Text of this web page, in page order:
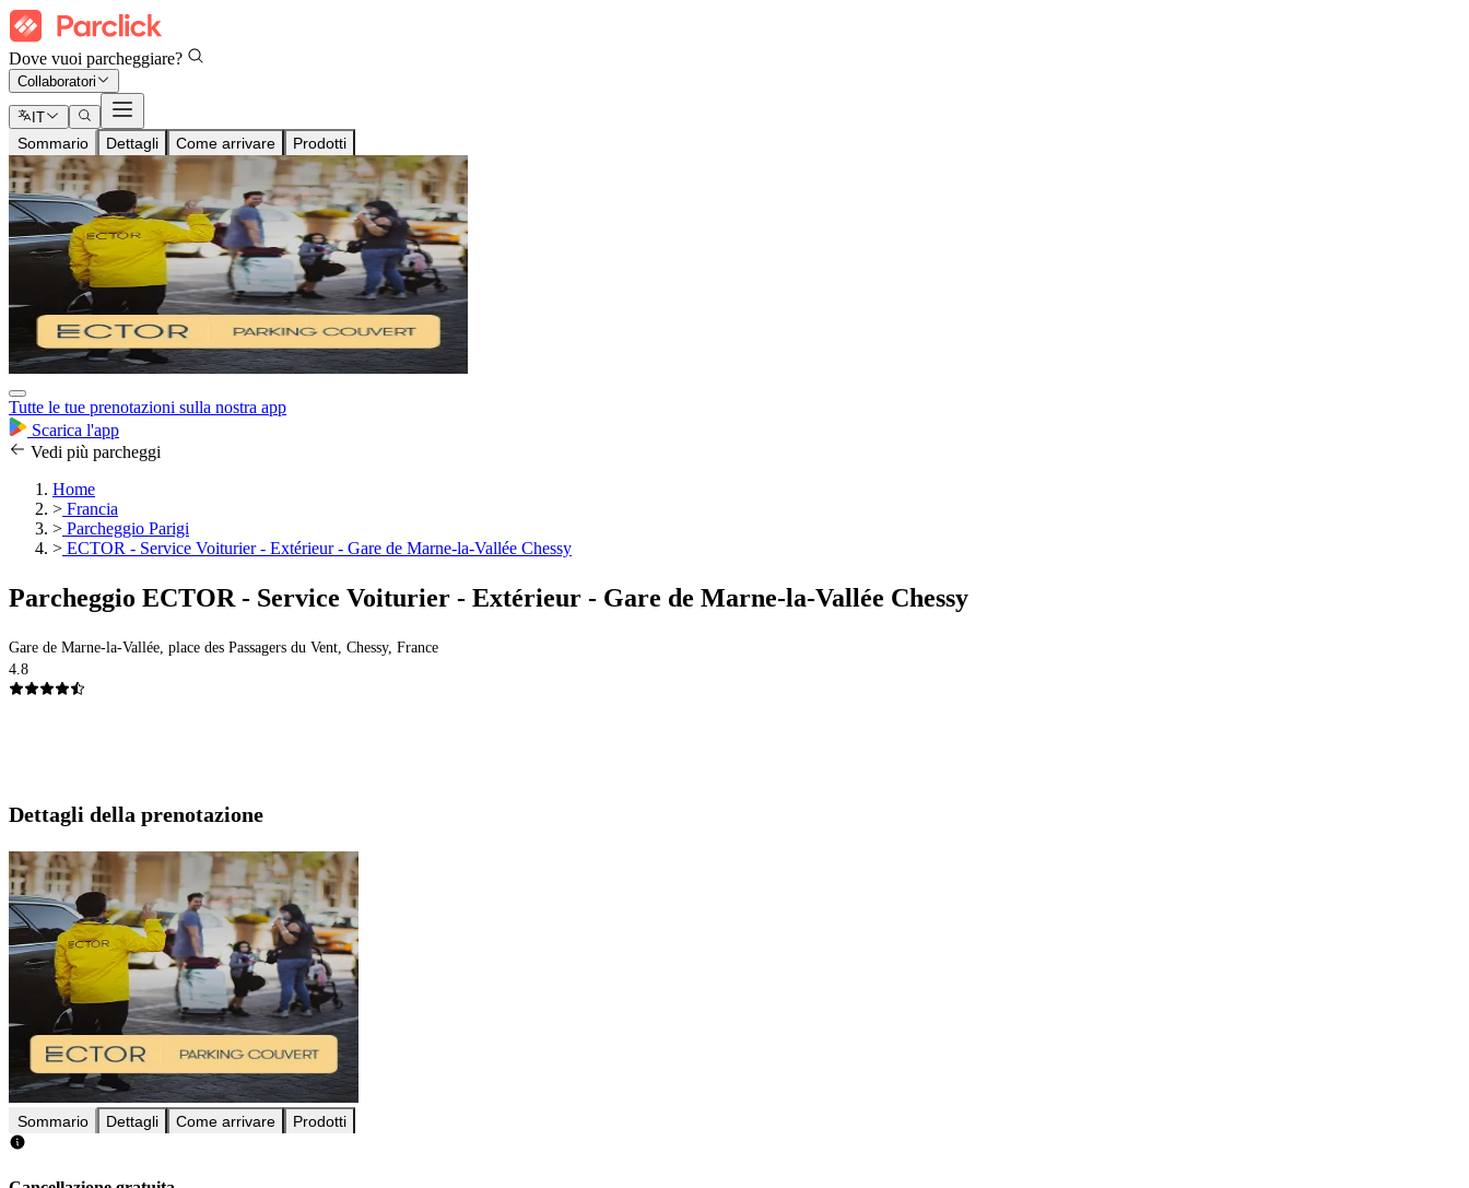
Dove vuoi parcheggiare?
Collaboratori
IT
Sommario Dettagli Come arrivare Prodotti
Tutte le tue prenotazioni sulla nostra app
Scarica l'app
Vedi più parcheggi
Home
> Francia
> Parcheggio Parigi
> ECTOR - Service Voiturier - Extérieur - Gare de Marne-la-Vallée Chessy
Parcheggio ECTOR - Service Voiturier - Extérieur - Gare de Marne-la-Vallée Chessy
Gare de Marne-la-Vallée, place des Passagers du Vent, Chessy, France
4.8
Dettagli della prenotazione
Sommario Dettagli Come arrivare Prodotti